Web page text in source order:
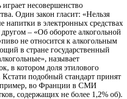
несовершенство
Один закон гласит: «Нельзя
напитки в электронных средствах
– «Об обороте алкогольной
не относится к алкогольным
в стране государственный
называет
в котором доля этилового
Кстати подобный стандарт принят
во Франции в СМИ
содержащих не более 1,2% об).